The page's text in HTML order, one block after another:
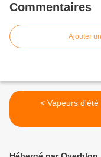
Commentaires
Ajouter
< Vapeurs d'été